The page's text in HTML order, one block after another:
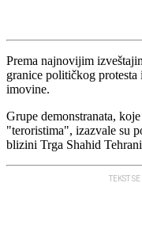
Prema najnovijim
granice političkog
imovine.
Grupe demonstranata,
"teroristima", izazvale su
blizini Trga Shahid
TEKST